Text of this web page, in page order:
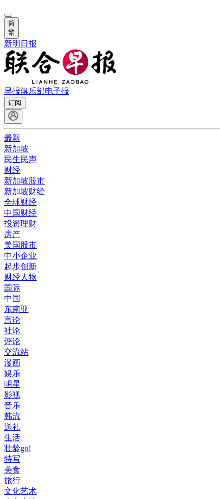
简
繁
新明日报
早报俱乐部电子报
订阅
最新
新加坡
民生民声
财经
新加坡股市
新加坡财经
全球财经
中国财经
投资理财
房产
美国股市
中小企业
起步创新
财经人物
国际
中国
东南亚
言论
社论
评论
交流站
漫画
娱乐
明星
影视
音乐
韩流
送礼
生活
壮龄go!
特写
美食
旅行
文化艺术